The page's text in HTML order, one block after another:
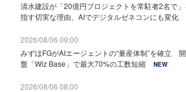
清水建設が「20億円プロジェクトを常駐者2名で」
指す切実な理由、AIでデジタルゼネコンにも変化
2026/08/06 09:00
みずほFGがAIエージェントの“量産体制”を確立
盤「Wiz Base」で最大70%の工数短縮
NEW
2026/08/06 08:00